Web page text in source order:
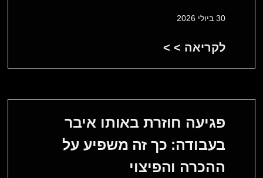
30 ביולי 2026
לקריאה > >
פגיעה חוזרת באותו איבר
בעבודה: כך זה משפיע על
ההכרה והפיצוי